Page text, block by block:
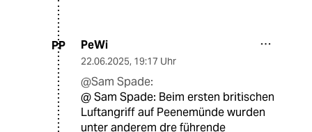
PP PeWi
22.06.2025, 19:17 Uhr
@Sam Spade:
@ Sam Spade: Beim ersten britischen
Luftangriff auf Peenemünde wurden
unter anderem dre führende